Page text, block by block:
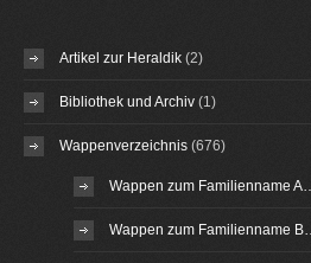
Artikel zur Heraldik (2)
Bibliothek und Archiv (1)
Wappenverzeichnis (676)
Wappen zum Familienname A…
Wappen zum Familienname B…